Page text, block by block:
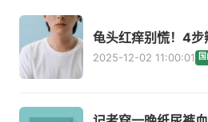
龟头红痒别慌！4
2025-12-02 11:00:01